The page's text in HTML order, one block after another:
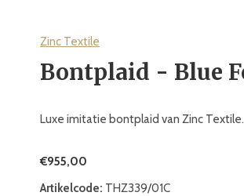
Zinc Textile
Bontplaid - Blue
Luxe imitatie bontplaid van Zinc Textile.
€955,00
Artikelcode: THZ339/01C